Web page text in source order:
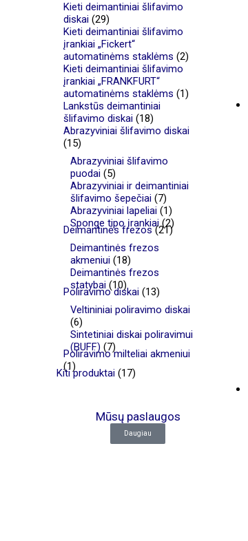
Kieti deimantiniai šlifavimo
diskai (29)
Kieti deimantiniai šlifavimo
įrankiai „Fickert“
automatinėms staklėms (2)
Kieti deimantiniai šlifavimo
įrankiai „FRANKFURT“
automatinėms staklėms (1)
Lankstūs deimantiniai
šlifavimo diskai (18)
Abrazyviniai šlifavimo diskai
(15)
Abrazyviniai šlifavimo
puodai (5)
Abrazyviniai ir deimantiniai
šlifavimo šepečiai (7)
Abrazyviniai lapeliai (1)
Sponge tipo įrankiai (2)
Deimantinės frezos (21)
Deimantinės frezos
akmeniui (18)
Deimantinės frezos
statybai (10)
Poliravimo diskai (13)
Veltininiai poliravimo diskai
(6)
Sintetiniai diskai poliravimui
(BUFF) (7)
Poliravimo milteliai akmeniui
(1)
Kiti produktai (17)
Mūsų paslaugos
Daugiau